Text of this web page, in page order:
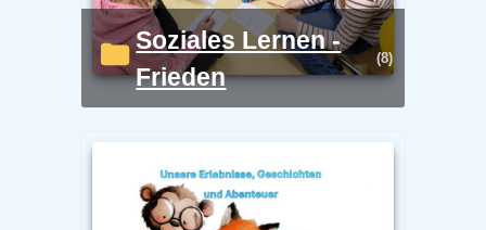
Soziales Lernen -
Frieden
(8)